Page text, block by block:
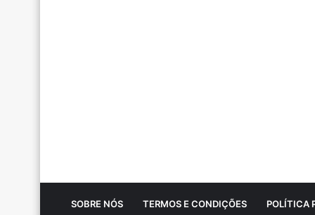
SOBRE NÓS TERMOS E CONDIÇÕES POLÍTICA